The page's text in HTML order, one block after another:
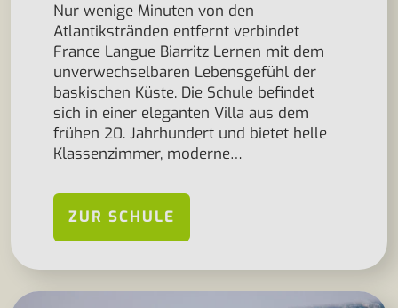
Nur wenige Minuten von den
Atlantikstränden entfernt verbindet
France Langue Biarritz Lernen mit dem
unverwechselbaren Lebensgefühl der
baskischen Küste. Die Schule befindet
sich in einer eleganten Villa aus dem
frühen 20. Jahrhundert und bietet helle
Klassenzimmer, moderne…
ZUR SCHULE